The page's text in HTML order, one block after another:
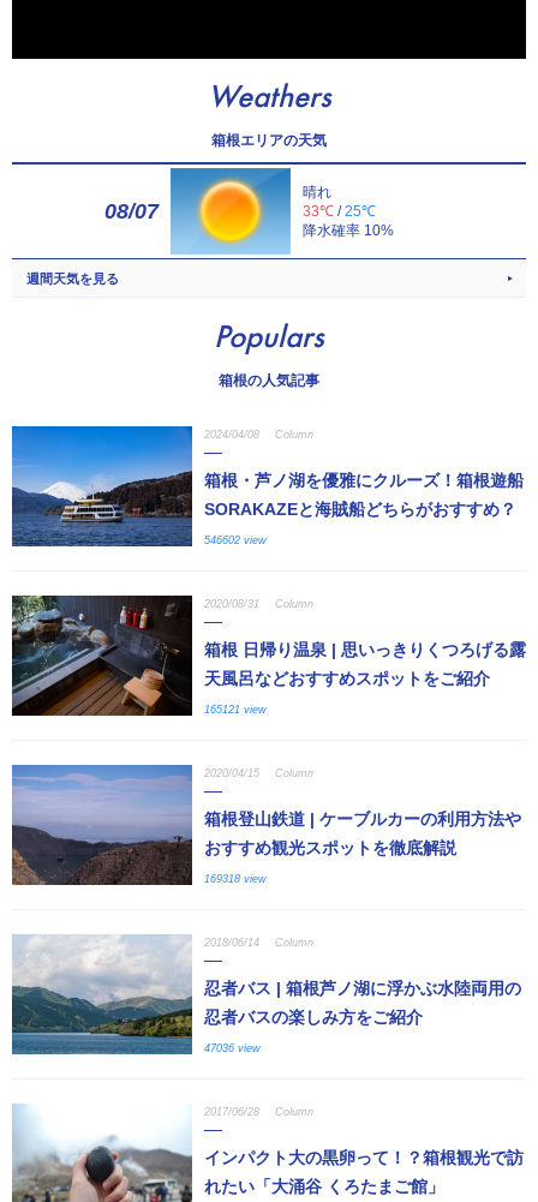
Weathers
箱根エリアの天気
08/07
晴れ
33℃ /25℃
降水確率 10%
週間天気を見る
Populars
箱根の人気記事
2024/04/08 Column
箱根・芦ノ湖を優雅にクルーズ！箱根遊船
SORAKAZEと海賊船どちらがおすすめ？
546602 view
2020/08/31 Column
箱根 日帰り温泉 | 思いっきりくつろげる露
天風呂などおすすめスポットをご紹介
165121 view
2020/04/15 Column
箱根登山鉄道 | ケーブルカーの利用方法や
おすすめ観光スポットを徹底解説
169318 view
2018/06/14 Column
忍者バス | 箱根芦ノ湖に浮かぶ水陸両用の
忍者バスの楽しみ方をご紹介
47036 view
2017/06/28 Column
インパクト大の黒卵って！？箱根観光で訪
れたい「大涌谷 くろたまご館」